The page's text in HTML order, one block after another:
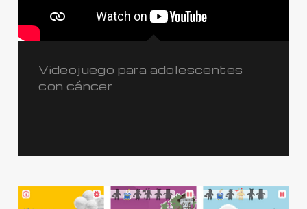
Videojuego para adolescentes
con cáncer